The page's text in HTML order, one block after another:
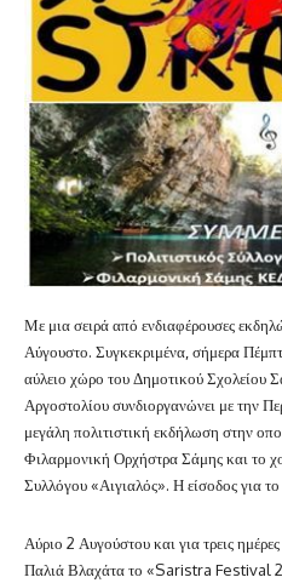
Με μια σειρά από ενδιαφέρουσες
Αύγουστο. Συγκεκριμένα, σήμερα
αύλειο χώρο του Δημοτικού Σχολείου
Αργοστολίου συνδιοργανώνει με την
μεγάλη πολιτιστική εκδήλωση στην
Φιλαρμονική Ορχήστρα Σάμης και το
Συλλόγου «Αιγιαλός». Η είσοδος για το
Αύριο 2 Αυγούστου και για τρεις
Παλιά Βλαχάτα το «Saristra Festival